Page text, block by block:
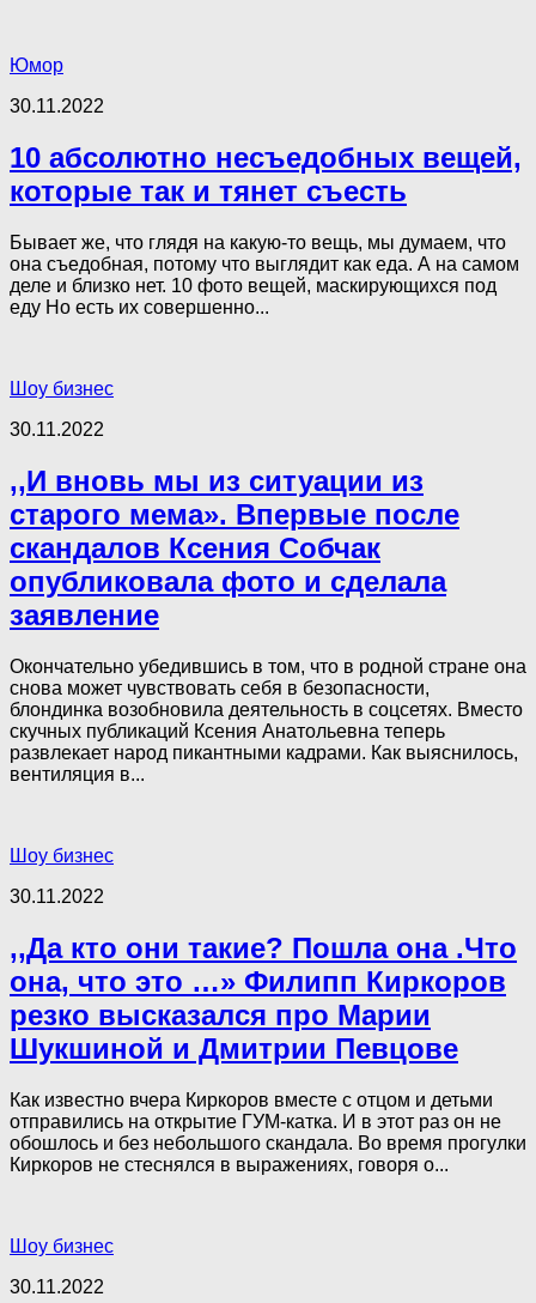
Юмор
30.11.2022
10 абсолютно несъедобных вещей,
которые так и тянет съесть
Бывает же, что глядя на какую-то вещь, мы думаем, что
она съедобная, потому что выглядит как еда. А на самом
деле и близко нет. 10 фото вещей, маскирующихся под
еду Но есть их совершенно...
Шоу бизнес
30.11.2022
,,И вновь мы из ситуации из
старого мема». Впервые после
скандалов Ксения Собчак
опубликовала фото и сделала
заявление
Окончательно убедившись в том, что в родной стране она
снова может чувствовать себя в безопасности,
блондинка возобновила деятельность в соцсетях. Вместо
скучных публикаций Ксения Анатольевна теперь
развлекает народ пикантными кадрами. Как выяснилось,
вентиляция в...
Шоу бизнес
30.11.2022
,,Да кто они такие? Пошла она .Что
она, что это …» Филипп Киркоров
резко высказался про Марии
Шукшиной и Дмитрии Певцове
Как известно вчера Киркоров вместе с отцом и детьми
отправились на открытие ГУМ-катка. И в этот раз он не
обошлось и без небольшого скандала. Во время прогулки
Киркоров не стеснялся в выражениях, говоря о...
Шоу бизнес
30.11.2022